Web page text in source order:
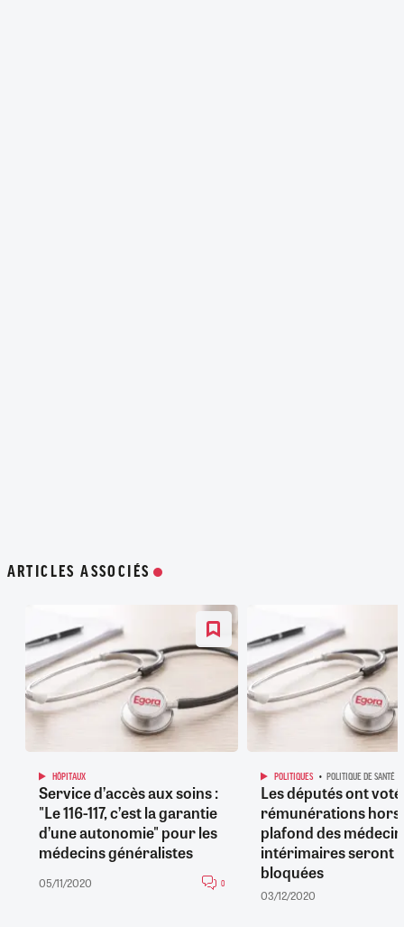
ARTICLES ASSOCIÉS
HÔPITAUX
Service d’accès aux soins :
"Le 116-117, c’est la garantie
d’une autonomie" pour les
médecins généralistes
05/11/2020 0
POLITIQUES POLITIQUE DE SANTÉ
Les députés ont voté
rémunérations hors
plafond des
intérimaires seront
bloquées
03/12/2020